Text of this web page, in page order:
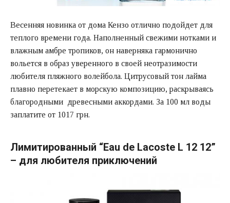
Весенняя новинка от дома Кензо отлично подойдет для
теплого времени года. Наполненный свежими нотками и
влажным амбре тропиков, он наверняка гармонично
вольется в образ уверенного в своей неотразимости
любителя пляжного волейбола. Цитрусовый тон лайма
плавно перетекает в морскую композицию, раскрываясь
благородными древесными аккордами. За 100 мл воды
заплатите от 1017 грн.
Лимитированный “Eau de Lacoste L 12 12”
– для любителя приключений